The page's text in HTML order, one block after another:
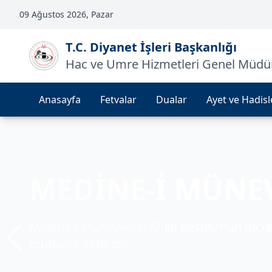
09 Ağustos 2026, Pazar
T.C. Diyanet İşleri Başkanlığı
Hac ve Umre Hizmetleri Genel
Anasayfa Fetvalar Dualar Ayet ve